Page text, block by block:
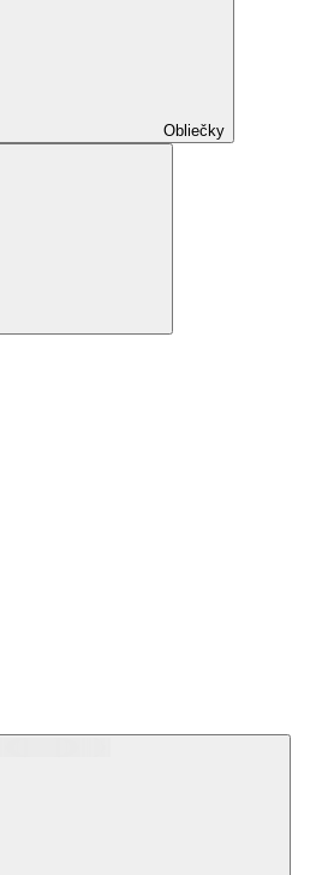
Obliečky